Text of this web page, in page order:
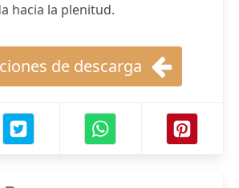
hacia la plenitud.
de descarga